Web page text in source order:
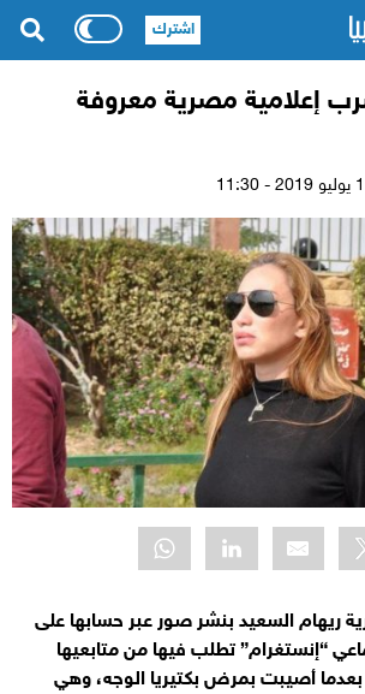
إعلامية مصرية معروفة
ريهام السعيد بنشر صور عبر حسابها على
“إنستغرام” تطلب فيها من متابعيها
بعدما أصيبت بمرض بكتيريا الوجه، وهي
اشترك